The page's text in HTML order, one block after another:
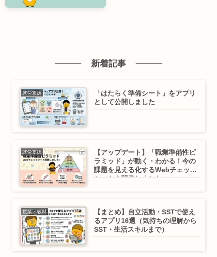
新着記事
就労支援
「はたらく準備シート」をアプリ
として公開しました
就労支援
【アップデート】「職業準備性ピ
ラミッド」が動く・わかる！今の
課題を見える化するWebチェック
シートを開発しました
授業・教材
【まとめ】自立活動・SSTで使え
るアプリ16選（気持ちの理解から
SST・生活スキルまで）